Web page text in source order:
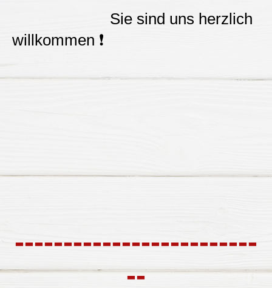
Sie sind uns herzlich
willkommen ❗
-------------------------
--